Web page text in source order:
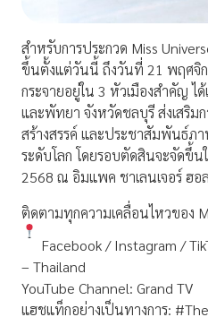
สำหรับการประกวด Miss
ขึ้นตั้งแต่วันนี้ ถึงวันที่ 21 พฤศจิ
กระจายอยู่ใน 3 หัวเมืองสำคัญ ไ
และพัทยา จังหวัดชลบุรี ส่งเสริมก
สร้างสรรค์ และประชาสัมพันธ์ภ
ระดับโลก โดยรอบตัดสินจะจัดขึ้
2568 ณ อิมแพค ชาเลนเจอร์ ฮอ
ติดตามทุกความเคลื่อนไหวของ
Facebook / Instagram /
– Thailand
YouTube Channel: Grand TV
แฮชแท็กอย่างเป็นทางการ: